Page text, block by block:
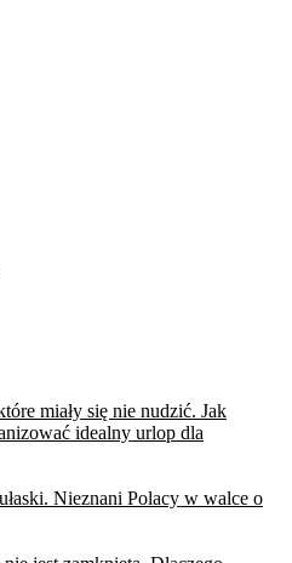
miały się nie nudzić. Jak
idealny urlop dla
Nieznani Polacy w walce o